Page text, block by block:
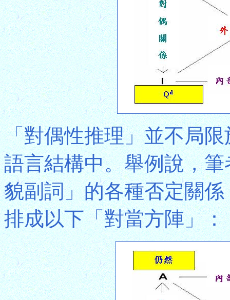
「對偶性推理」並不局
語言結構中。舉例說，
貌副詞」的各種否定關
排成以下「對當方陣」：